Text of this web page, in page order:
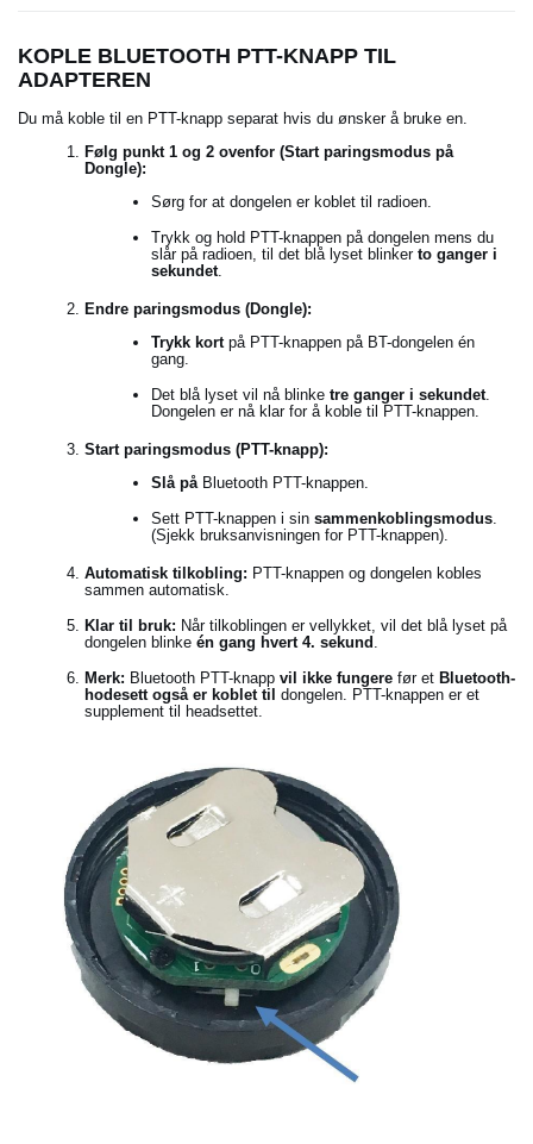
KOPLE BLUETOOTH PTT-KNAPP TIL
ADAPTEREN
Du må koble til en PTT-knapp separat hvis du ønsker å bruke en.
Følg punkt 1 og 2 ovenfor (Start paringsmodus på
Dongle):
Sørg for at dongelen er koblet til radioen.
Trykk og hold PTT-knappen på dongelen mens du
slår på radioen, til det blå lyset blinker to ganger i
sekundet
Endre paringsmodus (Dongle):
Trykk kort på PTT-knappen på BT-dongelen én
gang.
Det blå lyset vil nå blinke tre ganger i sekundet
Dongelen er nå klar for å koble til PTT-knappen.
Start paringsmodus (PTT-knapp):
Slå på Bluetooth PTT-knappen.
Sett PTT-knappen i sin sammenkoblingsmodus
(Sjekk bruksanvisningen for PTT-knappen).
Automatisk tilkobling: PTT-knappen og dongelen kobles
sammen automatisk.
Klar til bruk: Når tilkoblingen er vellykket, vil det blå lyset på
dongelen blinke én gang hvert 4. sekund
Merk: Bluetooth PTT-knapp vil ikke fungere før et Bluetooth-
hodesett også er koblet til dongelen. PTT-knappen er et
supplement til headsettet.